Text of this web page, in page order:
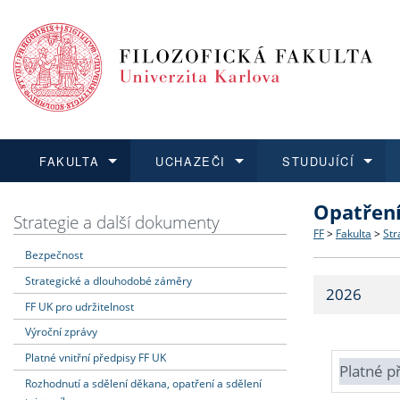
FAKULTA
Dozvědět se více
Struktura
Strategie
Fakultní
UCHAZEČI
Podat přihlášku
Co
Učitelské
STUDUJÍCÍ
Dozvědět se více
Dozvědět se více
O vědě a
Dozvědět se více
Aktuální
Strategie a další dokumenty
Bezpečnost
Strategické a dlouhodobé záměry
FF UK pro udržitelnost
Výroční zprávy
Platné vnitřní předpisy FF UK
Rozhodnutí a sdělení děkana, opatření a sdělení
FF > Fakulta >
2026
Platné